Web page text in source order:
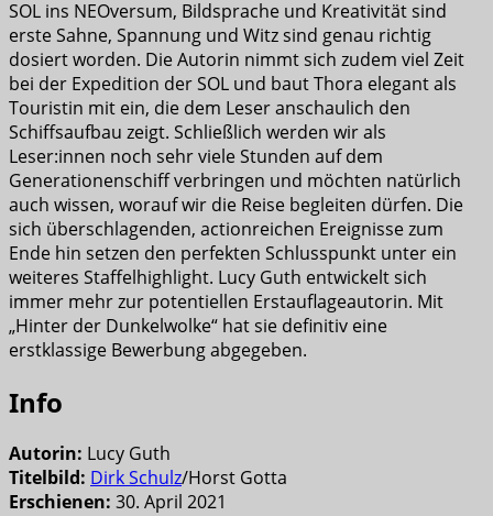
SOL ins NEOversum, Bildsprache und Kreativität sind
erste Sahne, Spannung und Witz sind genau richtig
dosiert worden. Die Autorin nimmt sich zudem viel Zeit
bei der Expedition der SOL und baut Thora elegant als
Touristin mit ein, die dem Leser anschaulich den
Schiffsaufbau zeigt. Schließlich werden wir als
Leser:innen noch sehr viele Stunden auf dem
Generationenschiff verbringen und möchten natürlich
auch wissen, worauf wir die Reise begleiten dürfen. Die
sich überschlagenden, actionreichen Ereignisse zum
Ende hin setzen den perfekten Schlusspunkt unter ein
weiteres Staffelhighlight. Lucy Guth entwickelt sich
immer mehr zur potentiellen Erstauflageautorin. Mit
„Hinter der Dunkelwolke“ hat sie definitiv eine
erstklassige Bewerbung abgegeben.
Info
Autorin: Lucy Guth
Titelbild: Dirk Schulz/Horst Gotta
Erschienen: 30. April 2021